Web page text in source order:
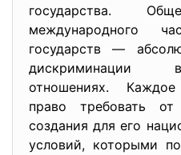
государства.
международного
государств —
дискриминации
отношениях.
право требовать от
создания для его
условий, которыми